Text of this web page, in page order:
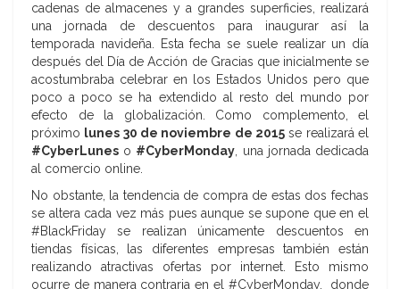
cadenas de almacenes y a grandes superficies, realizará
una jornada de descuentos para inaugurar así la
temporada navideña. Esta fecha se suele realizar un día
después del Día de Acción de Gracias que inicialmente se
acostumbraba celebrar en los Estados Unidos pero que
poco a poco se ha extendido al resto del mundo por
efecto de la globalización. Como complemento, el
próximo lunes 30 de noviembre de 2015 se realizará el
#CyberLunes o #CyberMonday, una jornada dedicada
al comercio online.
No obstante, la tendencia de compra de estas dos fechas
se altera cada vez más pues aunque se supone que en el
#BlackFriday se realizan únicamente descuentos en
tiendas físicas, las diferentes empresas también están
realizando atractivas ofertas por internet. Esto mismo
ocurre de manera contraria en el #CyberMonday, donde